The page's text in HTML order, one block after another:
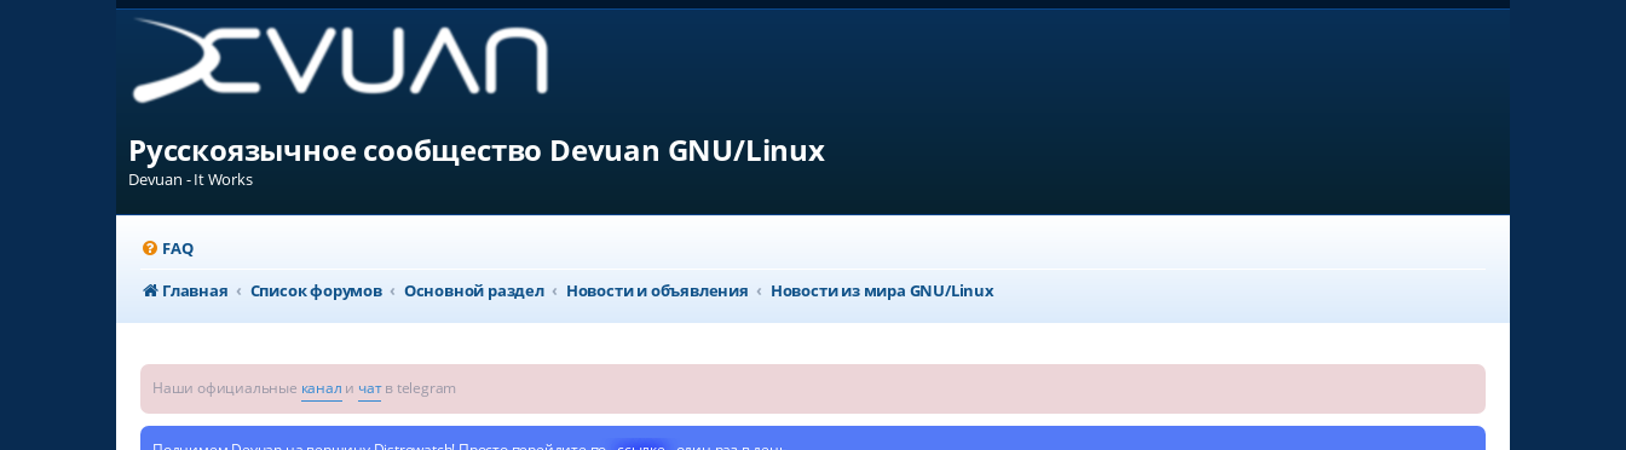
Русскоязычное сообщество Devuan GNU/Linux
Devuan - It Works
FAQ
Главная
Список форумов Основной раздел Новости и объявления Новости из мира GNU/Linux
Наши официальные канал и чатв telegram